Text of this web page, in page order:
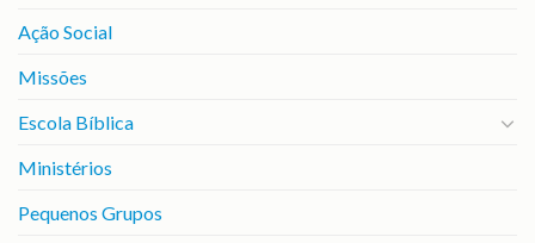
Ação Social
Missões
Escola Bíblica
Ministérios
Pequenos Grupos